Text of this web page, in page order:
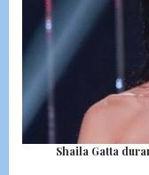
Shaila Gatta